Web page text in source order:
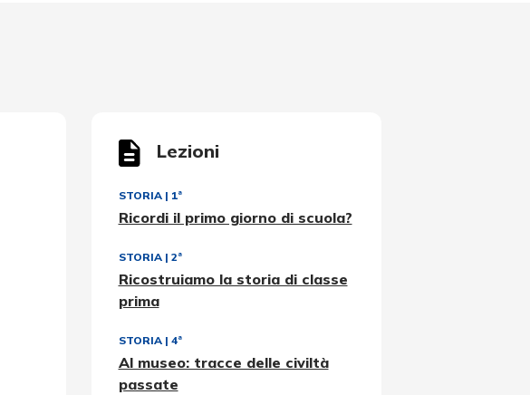
Lezioni
STORIA| 1ª
Ricordi il primo giorno di scuola?
STORIA| 2ª
Ricostruiamo la storia di classe
prima
STORIA| 4ª
Al museo: tracce delle civiltà
passate